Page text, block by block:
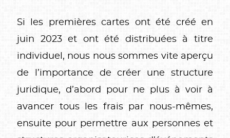
Si les premières cartes ont été créé en
juin 2023 et ont été distribuées à titre
individuel, nous nous sommes vite aperçu
de l’importance de créer une structure
juridique, d’abord pour ne plus à voir à
avancer tous les frais par nous-mêmes,
ensuite pour permettre aux personnes et